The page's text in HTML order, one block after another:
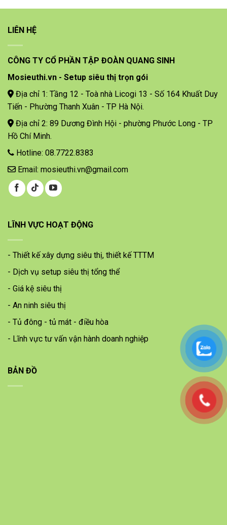
LIÊN HỆ
CÔNG TY CỔ PHẦN TẬP ĐOÀN QUANG SINH
Mosieuthi.vn - Setup siêu thị trọn gói
Địa chỉ 1: Tầng 12 - Toà nhà Licogi 13 - Số 164 Khuất Duy
Tiến - Phường Thanh Xuân - TP Hà Nội.
Địa chỉ 2: 89 Dương Đình Hội - phường Phước Long - TP
Hồ Chí Minh.
Hotline: 08.7722.8383
Email: mosieuthi.vn@gmail.com
LĨNH VỰC HOẠT ĐỘNG
- Thiết kế xây dựng siêu thị, thiết kế TTTM
- Dịch vụ setup siêu thị tổng thể
- Giá kệ siêu thị
- An ninh siêu thị
- Tủ đông - tủ mát - điều hòa
- Lĩnh vực tư vấn vận hành doanh nghiệp
BẢN ĐỒ